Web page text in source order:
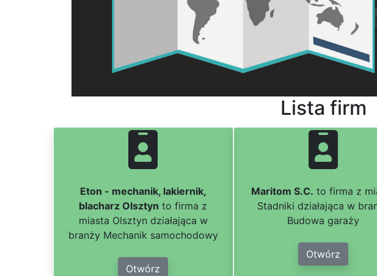
Lista firm
Eton - mechanik, lakiernik,
blacharz Olsztyn to firma z
miasta Olsztyn działająca w
branży Mechanik samochodowy
Otwórz
Maritom S.C. to firma z
Stadniki działająca w
Budowa garaży
Otwórz